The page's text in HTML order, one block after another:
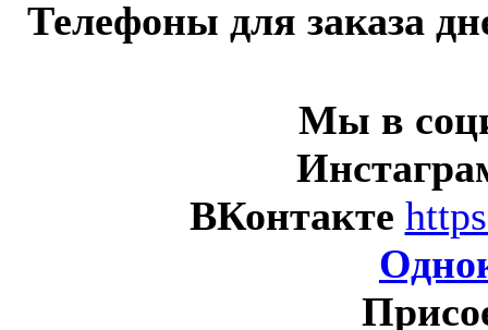
Телефоны для заказа
Мы в
ВКонтакте